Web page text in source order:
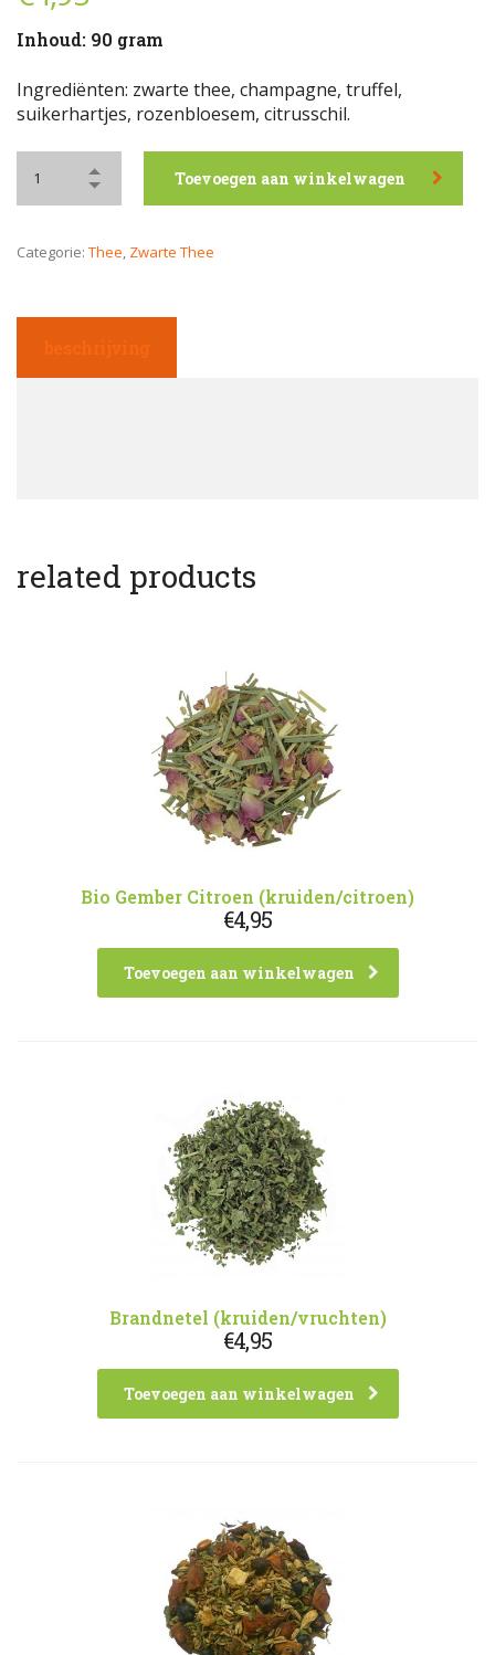
Inhoud: 90 gram
Ingrediënten: zwarte thee, champagne, truffel,
suikerhartjes, rozenbloesem, citrusschil.
Toevoegen aan winkelwagen
Categorie: Thee Zwarte Thee
related products
Bio Gember Citroen (kruiden/citroen)
€4,95
Toevoegen aan winkelwagen
Brandnetel (kruiden/vruchten)
€4,95
Toevoegen aan winkelwagen